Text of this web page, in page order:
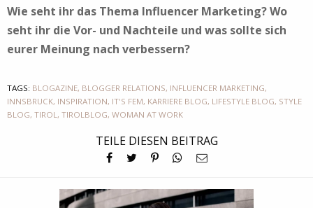
Wie seht ihr das Thema Influencer Marketing? Wo
seht ihr die Vor- und Nachteile und was sollte sich
eurer Meinung nach verbessern?
TAGS: BLOGAZINE, BLOGGER RELATIONS, INFLUENCER MARKETING,
INNSBRUCK, INSPIRATION, IT'S FEM, KARRIERE BLOG, LIFESTYLE BLOG, STYLE
BLOG, TIROL , TIROLBLOG, WOMAN AT WORK
TEILE DIESEN BEITRAG